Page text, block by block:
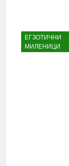
ЕГЗОТИЧНИ
МИЛЕНИЦИ